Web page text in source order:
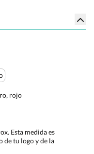
rojo
Esta medida es
de tu logo y de la